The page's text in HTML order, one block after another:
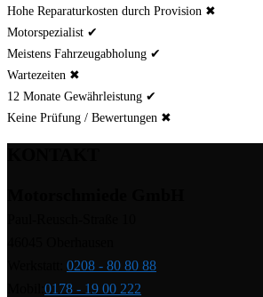
Hohe Reparaturkosten durch Provision ✖
Motorspezialist ✔
Meistens Fahrzeugabholung ✔
Wartezeiten ✖
12 Monate Gewährleistung ✔
Keine Prüfung / Bewertungen ✖
0208 - 80 80 88
0178 - 19 00 222